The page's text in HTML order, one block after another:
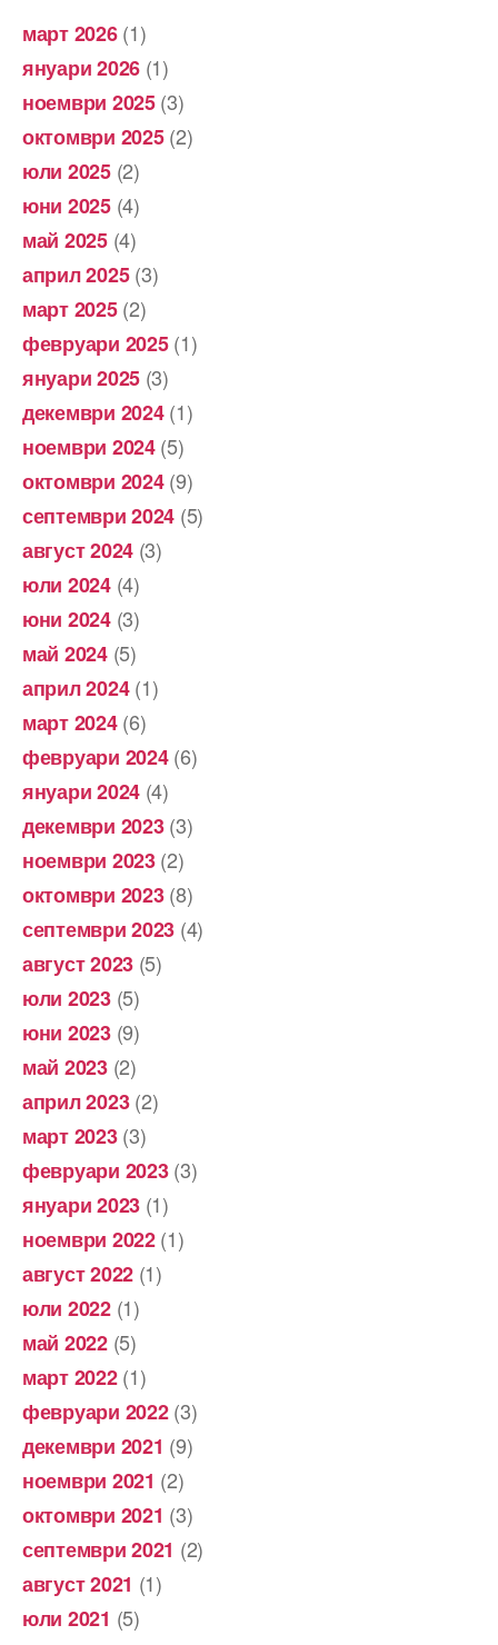
март 2026(1)
януари 2026 (1)
ноември 2025(3)
октомври 2025(2)
юли 2025(2)
юни 2025(4)
май 2025(4)
април 2025(3)
март 2025(2)
февруари 2025(1)
януари 2025 (3)
декември 2024(1)
ноември 2024(5)
октомври 2024(9)
септември 2024 (5)
август 2024 (3)
юли 2024(4)
юни 2024(3)
май 2024(5)
април 2024(1)
март 2024(6)
февруари 2024(6)
януари 2024 (4)
декември 2023(3)
ноември 2023(2)
октомври 2023(8)
септември 2023 (4)
август 2023 (5)
юли 2023(5)
юни 2023(9)
май 2023(2)
април 2023(2)
март 2023(3)
февруари 2023(3)
януари 2023 (1)
ноември 2022(1)
август 2022 (1)
юли 2022(1)
май 2022(5)
март 2022(1)
февруари 2022(3)
декември 2021 (9)
ноември 2021 (2)
октомври 2021 (3)
септември 2021 (2)
август 2021 (1)
юли 2021 (5)